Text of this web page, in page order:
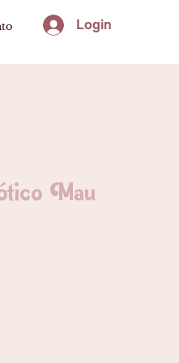
Login
Mau